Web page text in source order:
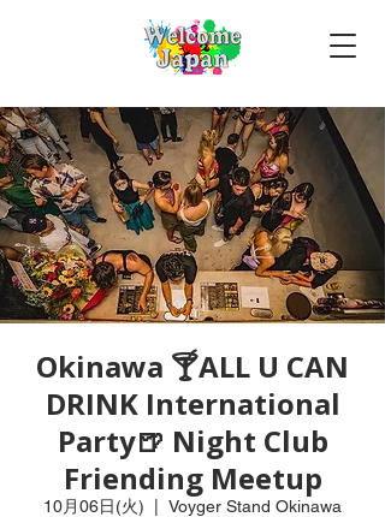
Okinawa 🍸ALL U CAN
DRINK International
Party🍺 Night Club
Friending Meetup
10月06日(火) Voyger Stand Okinawa